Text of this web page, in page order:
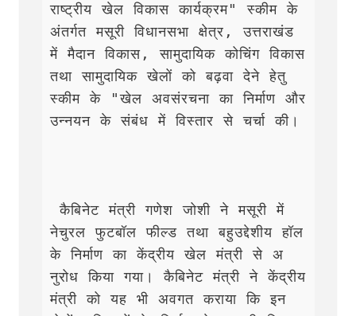
राष्ट्रीय खेल विकास कार्यक्रम" स्कीम के
अंतर्गत मसूरी विधानसभा क्षेत्र, उत्तराखंड
में मैदान विकास, सामुदायिक कोचिंग विकास
तथा सामुदायिक खेलों को बढ़वा देने हेतु
स्कीम के "खेल अवसंरचना का निर्माण और
उन्नयन के संबंध में विस्तार से चर्चा की।
कैबिनेट मंत्री गणेश जोशी ने मसूरी में
नेचुरल फुटबॉल फील्ड तथा बहुउद्देशीय हॉल
के निर्माण का केंद्रीय खेल मंत्री से अ
नुरोध किया गया। कैबिनेट मंत्री ने केंद्रीय
मंत्री को यह भी अवगत कराया कि इन